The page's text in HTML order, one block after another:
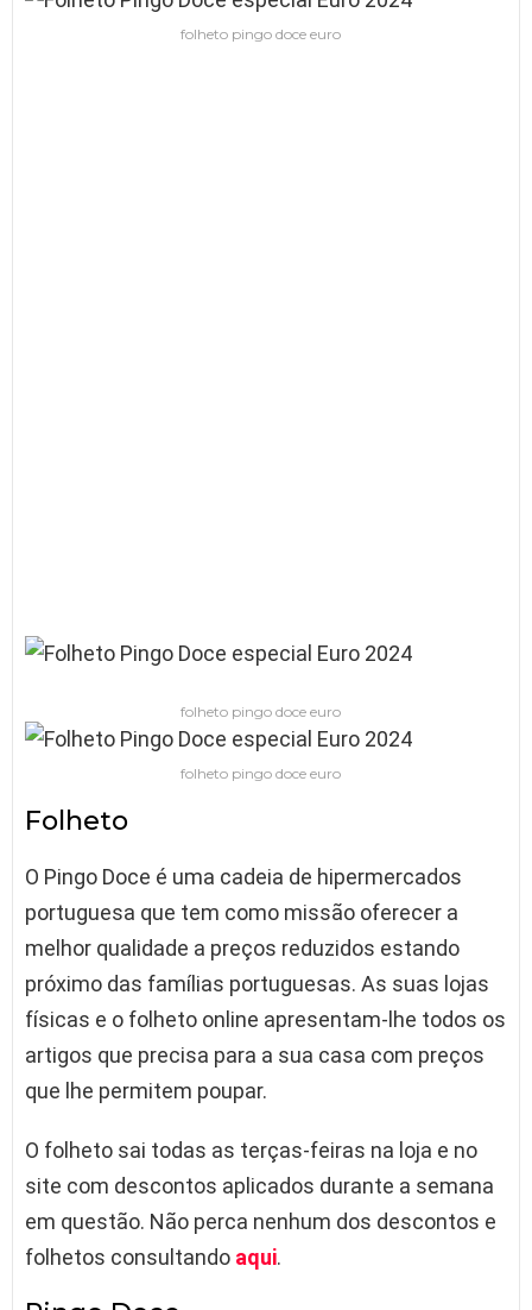
folheto pingo doce euro
folheto pingo doce euro
folheto pingo doce euro
Folheto
O Pingo Doce é uma cadeia de hipermercados
portuguesa que tem como missão oferecer a
melhor qualidade a preços reduzidos estando
próximo das famílias portuguesas. As suas lojas
físicas e o folheto online apresentam-lhe todos os
artigos que precisa para a sua casa com preços
que lhe permitem poupar.
O folheto sai todas as terças-feiras na loja e no
site com descontos aplicados durante a semana
em questão. Não perca nenhum dos descontos e
folhetos consultando aqui.